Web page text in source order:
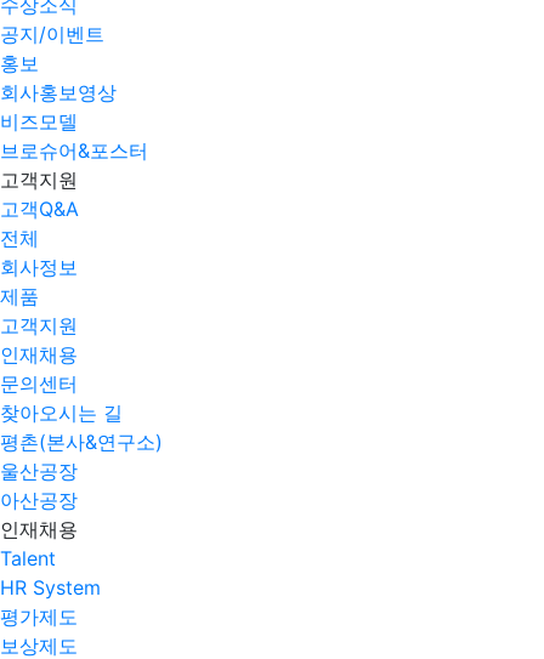
수상소식
공지/이벤트
홍보
회사홍보영상
비즈모델
브로슈어&포스터
고객지원
고객Q&A
전체
회사정보
제품
고객지원
인재채용
문의센터
찾아오시는 길
평촌(본사&연구소)
울산공장
아산공장
인재채용
Talent
HR System
평가제도
보상제도